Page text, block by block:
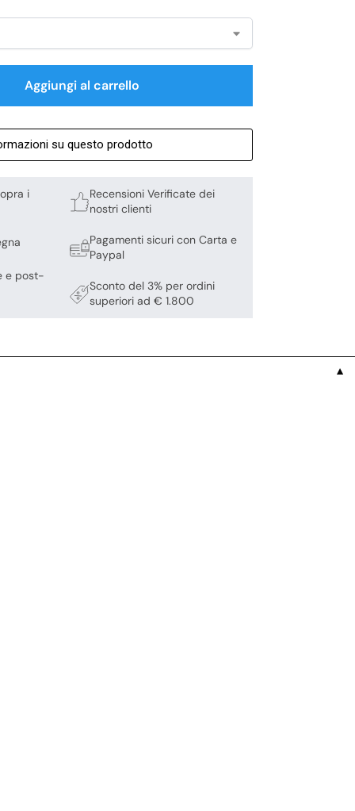
Aggiungi al carrello
su questo prodotto
i
e post-
Recensioni Verificate dei
nostri clienti
Pagamenti sicuri con Carta e
Paypal
Sconto del 3% per ordini
superiori ad € 1.800
▼